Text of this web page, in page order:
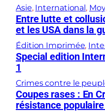
Asie, International,
Entre lutte et
et les USA dans la
Édition Imprimée,
Special edition
1
Crimes contre le
Coupes rases : En
résistance populaire